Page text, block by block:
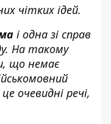
чітких ідей.
і одна зі справ
На такому
що немає
очевидні речі,